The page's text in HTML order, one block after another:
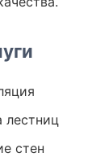
лестниц
стен